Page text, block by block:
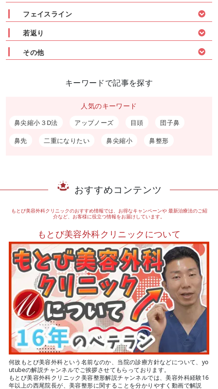
フェイスライン
若返り
その他
キーワードで記事を探す
人気のキーワード
鼻尖縮小３D法 アップノーズ 目頭 団子鼻
鼻先 二重になりたい 鼻尖縮小 鼻整形
おすすめコンテンツ
もとび美容外科クリニックのおすすめ情報では、お得なキャンペーンや最新治療法のご紹
介など、お客様に役立つ情報をお届けしています。
もとび美容外科クリニックについて
何故もとび美容外科という名前なのか、当院の診療方針などについて、yo
utubeの解説チャンネルでご挨拶させてもらっております。
もとび美容外科クリニック美容整形解説チャンネルでは、美容外科経験16
年以上の西尾院長が、美容整形に関することを分かりやすく動画で解説